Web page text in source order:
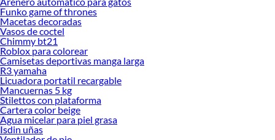
Funko game of thrones
Macetas decoradas
Vasos de coctel
Chimmy bt21
Roblox para colorear
Camisetas deportivas manga larga
R3 yamaha
Licuadora portatil recargable
Mancuernas 5 kg
Stilettos con plataforma
Cartera color beige
Agua micelar para piel grasa
Isdin uñas